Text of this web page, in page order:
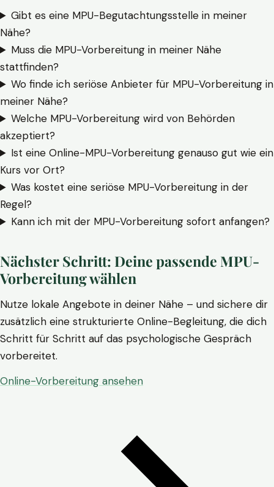
Gibt es eine MPU-Begutachtungsstelle in meiner
Nähe?
Muss die MPU-Vorbereitung in meiner Nähe
stattfinden?
Wo finde ich seriöse Anbieter für MPU-Vorbereitung in
meiner Nähe?
Welche MPU-Vorbereitung wird von Behörden
akzeptiert?
Ist eine Online-MPU-Vorbereitung genauso gut wie ein
Kurs vor Ort?
Was kostet eine seriöse MPU-Vorbereitung in der
Regel?
Kann ich mit der MPU-Vorbereitung sofort anfangen?
Nächster Schritt: Deine passende MPU-
Vorbereitung wählen
Nutze lokale Angebote in deiner Nähe – und sichere dir
zusätzlich eine strukturierte Online-Begleitung, die dich
Schritt für Schritt auf das psychologische Gespräch
vorbereitet.
Online-Vorbereitung ansehen